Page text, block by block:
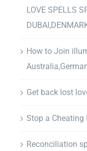
LOVE SPELLS
How to Join
Get back lost
Stop a Cheating
Reconciliation